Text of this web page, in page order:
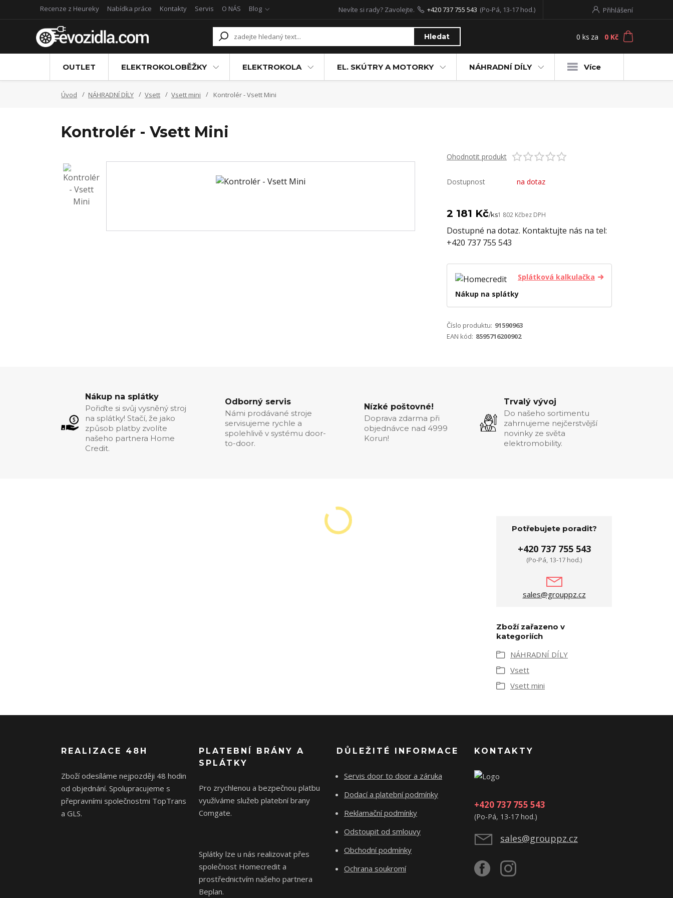
Recenze z Heureky Nabídka práce Kontakty Servis O NÁS Blog Přihlášení
Hledat
Nevíte si rady? Zavolejte. +420 737 755 543 (Po-Pá, 13-17 hod.)
0 ks za 0 Kč
OUTLET ELEKTROKOLOBĚŽKY ELEKTROKOLA EL. SKÚTRY A MOTORKY NÁHRADNÍ DÍLY Více
Úvod NÁHRADNÍ DÍLY Vsett Vsett mini Kontrolér - Vsett Mini
Kontrolér - Vsett Mini
Ohodnotit produkt
Dostupnost na dotaz
2 181 Kč/ks1 802 Kčbez DPH
Dostupné na dotaz. Kontaktujte nás na tel:
+420 737 755 543
Splátková kalkulačka
Nákup na splátky
Číslo produktu: 91590963
EAN kód: 8595716200902
Nákup na splátky
Pořiďte si svůj vysněný stroj
na splátky! Stačí, že jako
způsob platby zvolíte
našeho partnera Home
Credit.
Odborný servis
Námi prodávané stroje
servisujeme rychle a
spolehlivě v systému door-
to-door.
Nízké poštovné!
Doprava zdarma při
objednávce nad 4999
Korun!
Trvalý vývoj
Do našeho sortimentu
zahrnujeme nejčerstvější
novinky ze světa
elektromobility.
Potřebujete poradit?
+420 737 755 543
(Po-Pá, 13-17 hod.)
sales@grouppz.cz
Zboží zařazeno v
kategoriích
NÁHRADNÍ DÍLY
Vsett
Vsett mini
REALIZACE 48H
Zboží odesíláme nejpozději 48 hodin
od objednání. Spolupracujeme s
přepravními společnostmi TopTrans
a GLS.
PLATEBNÍ BRÁNY A
SPLÁTKY
Pro zrychlenou a bezpečnou platbu
využíváme služeb platební brany
Comgate.
Splátky lze u nás realizovat přes
společnost Homecredit a
prostřednictvím našeho partnera
Beplan.
DŮLEŽITÉ INFORMACE
Servis door to door a záruka
Dodací a platební podmínky
Reklamační podmínky
Odstoupit od smlouvy
Obchodní podmínky
Ochrana soukromí
KONTAKTY
+420 737 755 543
(Po-Pá, 13-17 hod.)
sales@grouppz.cz